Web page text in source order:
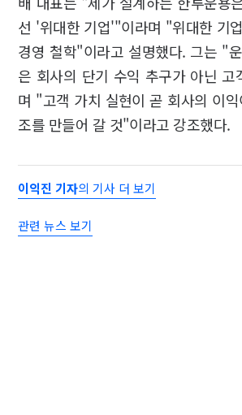
선 '위대한 기업'"이라며 "위대한 기
경영 철학"이라고 설명했다. 그는 "
은 회사의 단기 수익 추구가 아닌
며 "고객 가치 실현이 곧 회사의 이
조를 만들어 갈 것"이라고 강조했다.
이익진 기자의 기사 더 보기
관련 뉴스 보기